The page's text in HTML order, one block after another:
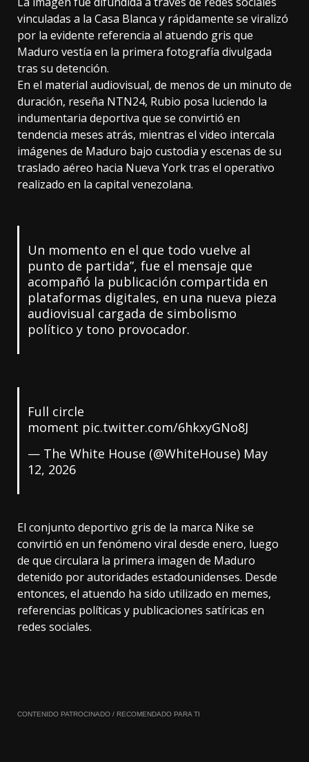
vinculadas a la Casa Blanca y rápidamente se viralizó
por la evidente referencia al atuendo gris que
Maduro vestía en la primera fotografía divulgada
tras su detención.
En el material audiovisual, de menos de un minuto de
duración, reseña NTN24, Rubio posa luciendo la
indumentaria deportiva que se convirtió en
tendencia meses atrás, mientras el video intercala
imágenes de Maduro bajo custodia y escenas de su
traslado aéreo hacia Nueva York tras el operativo
realizado en la capital venezolana.
Un momento en el que todo vuelve al
punto de partida”, fue el mensaje que
acompañó la publicación compartida en
plataformas digitales, en una nueva pieza
audiovisual cargada de simbolismo
político y tono provocador.
Full circle
moment pic.twitter.com/6hkxyGNo8J
— The White House (@WhiteHouse) May
12, 2026
El conjunto deportivo gris de la marca Nike se
convirtió en un fenómeno viral desde enero, luego
de que circulara la primera imagen de Maduro
detenido por autoridades estadounidenses. Desde
entonces, el atuendo ha sido utilizado en memes,
referencias políticas y publicaciones satíricas en
redes sociales.
CONTENIDO PATROCINADO / RECOMENDADO PARA TI